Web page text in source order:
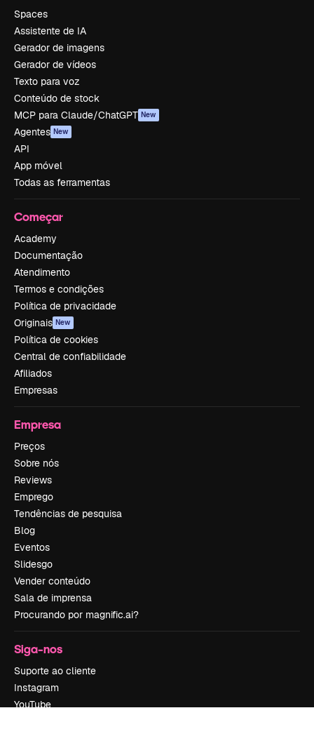
Spaces
Assistente de IA
Gerador de imagens
Gerador de vídeos
Texto para voz
Conteúdo de stock
MCP para Claude/ChatGPT New
Agentes New
API
App móvel
Todas as ferramentas
Começar
Academy
Documentação
Atendimento
Termos e condições
Política de privacidade
Originais New
Política de cookies
Central de confiabilidade
Afiliados
Empresas
Empresa
Preços
Sobre nós
Reviews
Emprego
Tendências de pesquisa
Blog
Eventos
Slidesgo
Vender conteúdo
Sala de imprensa
Procurando por magnific.ai?
Siga-nos
Suporte ao cliente
Instagram
YouTube